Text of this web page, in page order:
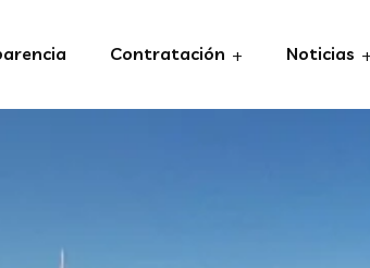
Contratación Noticias